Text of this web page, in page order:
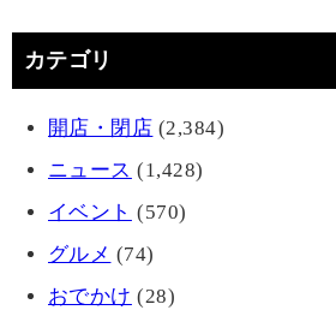
カテゴリ
開店・閉店 (2,384)
ニュース (1,428)
イベント (570)
グルメ (74)
おでかけ (28)